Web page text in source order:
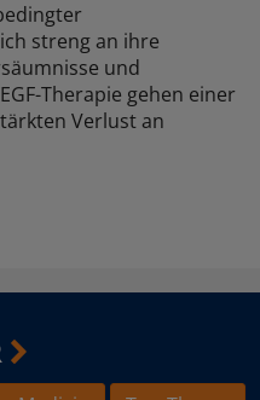
streng an ihre
und
Therapie gehen einer
Verlust an